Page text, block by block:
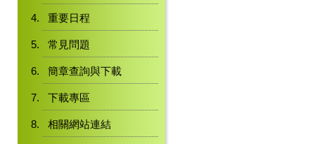
重要日程
常見問題
簡章查詢與下載
下載專區
相關網站連結